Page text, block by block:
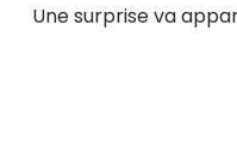
Une surprise va